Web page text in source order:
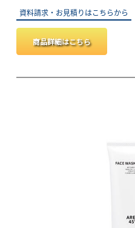
資料請求・お見積りはこちらから
商品詳細はこちら